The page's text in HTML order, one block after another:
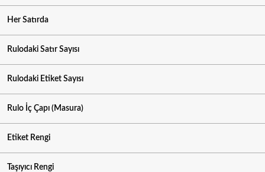
Her Satırda
Rulodaki Satır Sayısı
Rulodaki Etiket Sayısı
Rulo İç Çapı (Masura)
Etiket Rengi
Taşıyıcı Rengi